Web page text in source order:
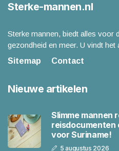
Sterke-mannen.nl
Sterke mannen, biedt alles voor
gezondheid en meer. U vindt het
Sitemap
Contact
Nieuwe artikelen
Slimme mannen
reisdocumenten
voor Suriname!
5 augustus 2026